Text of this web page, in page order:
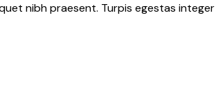
nibh praesent. Turpis egestas